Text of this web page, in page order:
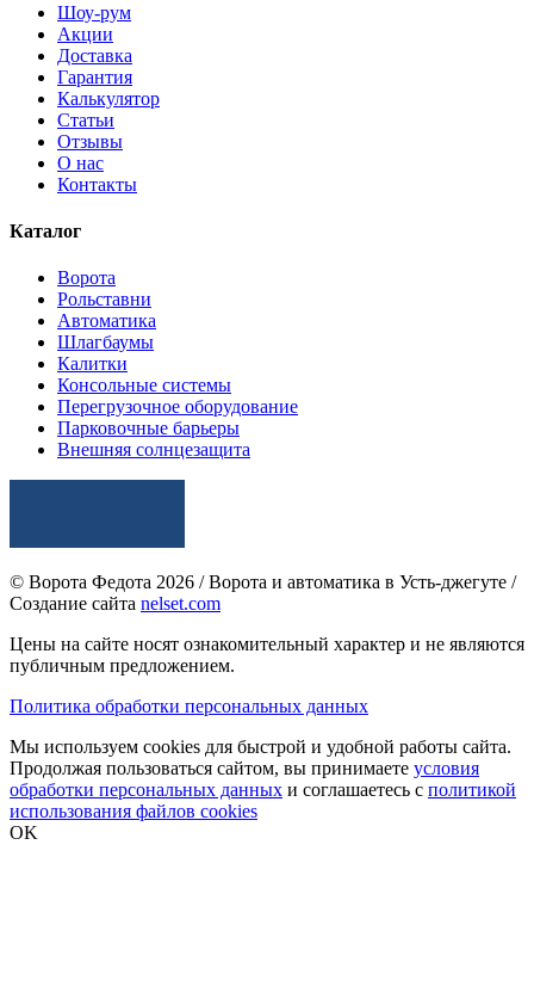
Шоу-рум
Акции
Доставка
Гарантия
Калькулятор
Статьи
Отзывы
О нас
Контакты
Каталог
Ворота
Рольставни
Автоматика
Шлагбаумы
Калитки
Консольные системы
Перегрузочное оборудование
Парковочные барьеры
Внешняя солнцезащита
© Ворота Федота 2026 / Ворота и автоматика в Усть-джегуте /
Создание сайта nelset.com
Цены на сайте носят ознакомительный характер и не являются
публичным предложением.
Политика обработки персональных данных
Мы используем cookies для быстрой и удобной работы сайта.
Продолжая пользоваться сайтом, вы принимаете условия
обработки персональных данных и соглашаетесь с политикой
использования файлов cookies
OK